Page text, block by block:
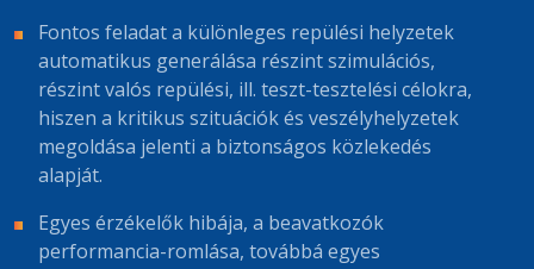
Fontos feladat a különleges repülési helyzetek
automatikus generálása részint szimulációs,
részint valós repülési, ill. teszt-tesztelési célokra,
hiszen a kritikus szituációk és veszélyhelyzetek
megoldása jelenti a biztonságos közlekedés
alapját.
Egyes érzékelők hibája, a beavatkozók
performancia-romlása, továbbá egyes